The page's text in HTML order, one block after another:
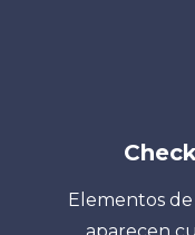
Elementos
aparecen